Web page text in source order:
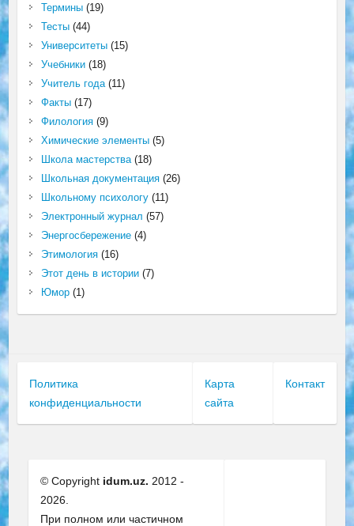
Термины(19)
Тесты(44)
Университеты(15)
Учебники(18)
Учитель года(11)
Факты(17)
Филология(9)
Химические элементы(5)
Школа мастерства(18)
Школьная документация(26)
Школьному психологу(11)
Электронный журнал (57)
Энергосбережение(4)
Этимология(16)
Этот день в истории(7)
Юмор(1)
Политика
конфиденциальности
Карта
сайта
Контакт
© Copyright idum.uz. 2012 -
2026.
При полном или частичном